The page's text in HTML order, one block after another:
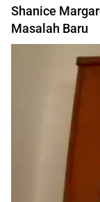
Shanice
Masalah Baru